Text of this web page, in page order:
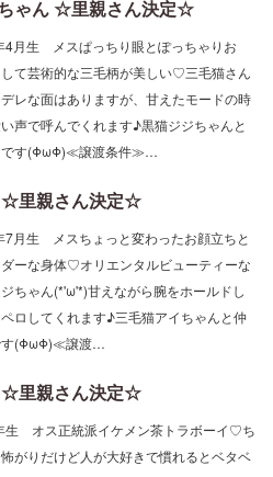
ゃん ☆里親さん決定☆
4月生 メスぱっちり眼とぽっちゃりお
て芸術的な三毛柄が美しい♡三毛猫さん
レな面はありますが、甘えたモードの時
声で呼んでくれます♪黒猫ジジちゃんと
です(ΦωΦ)≪譲渡条件≫…
☆里親さん決定☆
7月生 メスちょっと変わったお顔立ちと
ーな身体♡オリエンタルビューティーな
ちゃん(*'ω'*)甘えながら腕をホールドし
ロしてくれます♪三毛猫アイちゃんと仲
す(ΦωΦ)≪譲渡…
☆里親さん決定☆
生 オス正統派イケメン茶トラボーイ♡ち
がりだけど人が大好きで慣れるとベタベ